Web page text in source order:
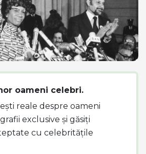
oameni celebri.
reale despre oameni
exclusive și găsiți
cu celebritățile